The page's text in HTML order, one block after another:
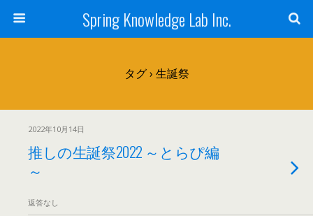
Spring Knowledge Lab Inc.
タグ › 生誕祭
2022年10月14日
推しの生誕祭2022 ～とらぴ編
～
返答なし